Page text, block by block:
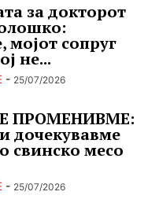
за докторот
мојот сопруг
не...
- 25/07/2026
ПРОМЕНИВМЕ:
дочекувавме
свинско месо
- 25/07/2026